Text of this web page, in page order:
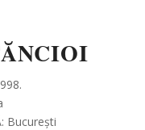
București